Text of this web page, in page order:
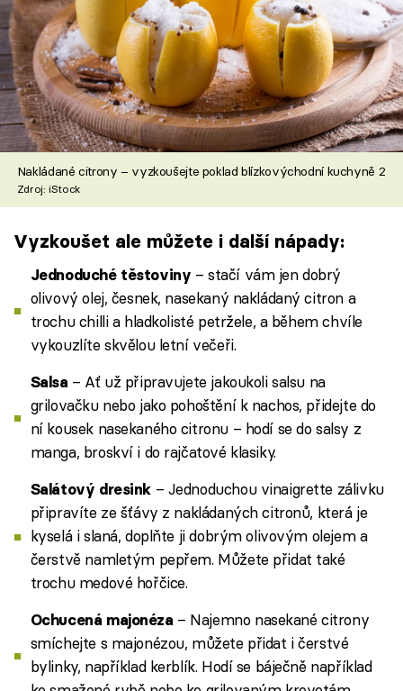
Nakládané citrony – vyzkoušejte poklad blízkovýchodní kuchyně 2
Zdroj: iStock
Vyzkoušet ale můžete i další nápady:
Jednoduché těstoviny – stačí vám jen dobrý
olivový olej, česnek, nasekaný nakládaný citron a
trochu chilli a hladkolisté petržele, a během chvíle
vykouzlíte skvělou letní večeři.
Salsa – Ať už připravujete jakoukoli salsu na
grilovačku nebo jako pohoštění k nachos, přidejte do
ní kousek nasekaného citronu – hodí se do salsy z
manga, broskví i do rajčatové klasiky.
Salátový dresink – Jednoduchou vinaigrette zálivku
připravíte ze šťávy z nakládaných citronů, která je
kyselá i slaná, doplňte ji dobrým olivovým olejem a
čerstvě namletým pepřem. Můžete přidat také
trochu medové hořčice.
Ochucená majonéza – Najemno nasekané citrony
smíchejte s majonézou, můžete přidat i čerstvé
bylinky, například kerblík. Hodí se báječně například